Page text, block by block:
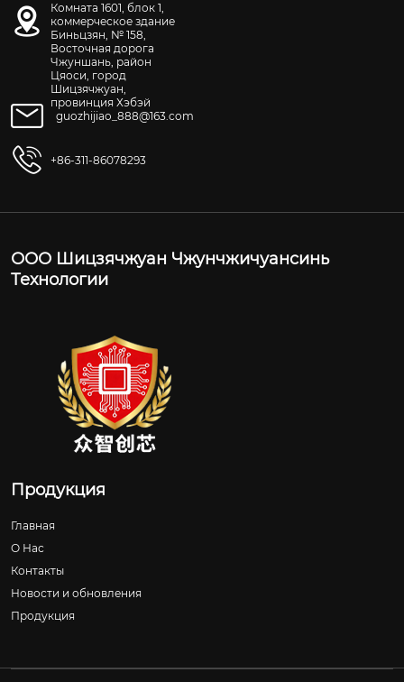
Комната 1601, блок 1,
коммерческое здание
Биньцзян, № 158,
Восточная дорога
Чжуншань, район
Цяоси, город
Шицзячжуан,
провинция Хэбэй
guozhijiao_888@163.com
+86-311-86078293
ООО Шицзячжуан Чжунчжичуансинь
Технологии
Продукция
Главная
О Нас
Контакты
Новости и обновления
Продукция